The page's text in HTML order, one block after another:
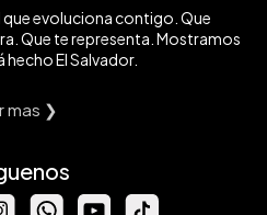
evoluciona contigo. Que
Que te representa. Mostramos
hecho El Salvador.
mas ❯